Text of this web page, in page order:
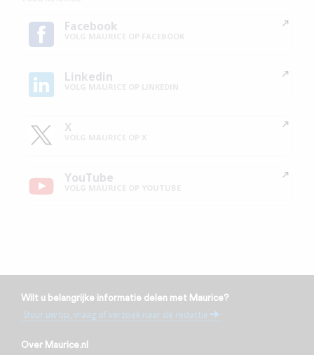
Facebook
Linkedin
X
YouTube
Wilt u belangrijke informatie delen met Maurice?
Stuur uw tip, vraag of verzoek naar de redactie
Over Maurice.nl